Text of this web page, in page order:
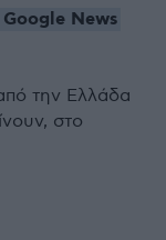
News
την Ελλάδα
στο